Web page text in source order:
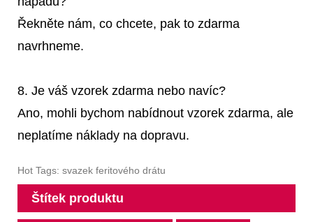
Řekněte nám, co chcete, pak to zdarma
navrhneme.
8. Je váš vzorek zdarma nebo navíc?
Ano, mohli bychom nabídnout vzorek zdarma, ale
neplatíme náklady na dopravu.
Hot Tags: svazek feritového drátu
Štítek produktu